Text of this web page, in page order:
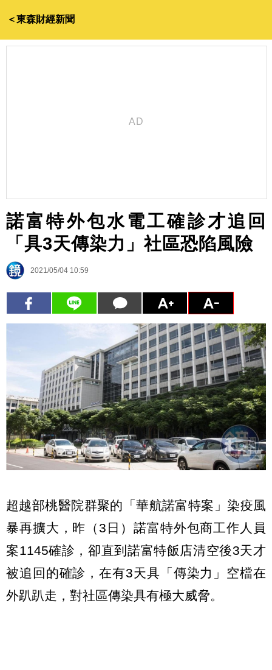
＜東森財經新聞
諾富特外包水電工確診才追回
「具3天傳染力」社區恐陷風險
2021/05/04 10:59
超越部桃醫院群聚的「華航諾富特案」染疫風
暴再擴大，昨（3日）諾富特外包商工作人員
案1145確診，卻直到諾富特飯店清空後3天才
被追回的確診，在有3天具「傳染力」空檔在
外趴趴走，對社區傳染具有極大威脅。